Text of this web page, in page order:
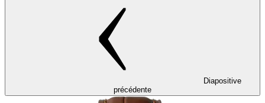
Diapositive
précédente